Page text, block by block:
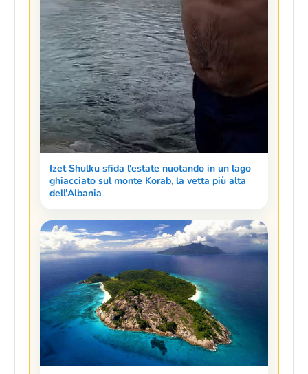
Izet Shulku sfida l'estate nuotando in un lago
ghiacciato sul monte Korab, la vetta più alta
dell'Albania